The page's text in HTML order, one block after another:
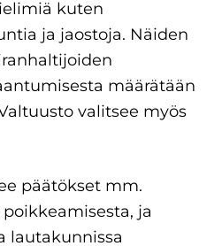
kuten
ja jaostoja. Näiden
määrätään
valitsee myös
päätökset mm.
ja
lautakunnissa